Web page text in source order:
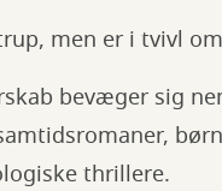
men er i tvivl
bevæger sig
thrillere.